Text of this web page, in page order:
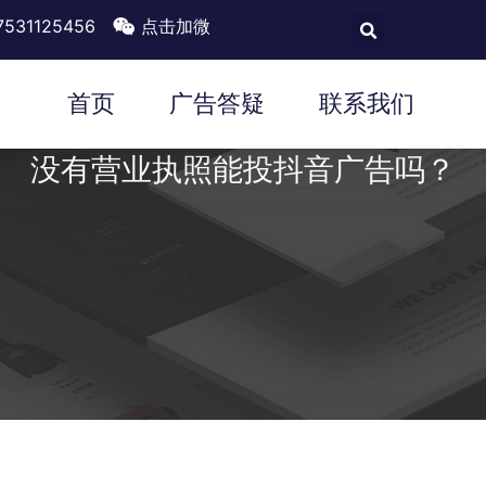
点击加微
首页 广告答疑 联系我们
没有营业执照能投抖音广告吗？